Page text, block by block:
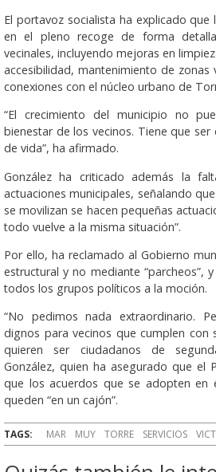
El portavoz socialista ha explicado
en el pleno recoge de forma
vecinales, incluyendo mejoras en
accesibilidad, mantenimiento de
conexiones con el núcleo urbano de
“El crecimiento del municipio no
bienestar de los vecinos. Tiene que
de vida”, ha afirmado.
González ha criticado además la
actuaciones municipales, señalando
se movilizan se hacen pequeñas
todo vuelve a la misma situación”.
Por ello, ha reclamado al Gobierno
estructural y no mediante “parcheos”,
todos los grupos políticos a la moción.
“No pedimos nada extraordinario.
dignos para vecinos que cumplen con
quieren ser ciudadanos de
González, quien ha asegurado que el
que los acuerdos que se adopten en
queden “en un cajón”.
TAGS: MAR MUY TORRE SERVICIOS